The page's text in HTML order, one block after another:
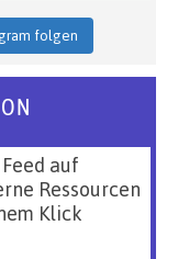
folgen
auf
Ressourcen
Klick